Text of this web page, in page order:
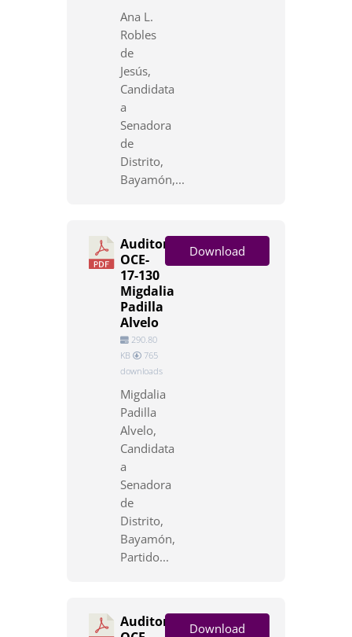
Ana L.
Robles
de
Jesús,
Candidata
a
Senadora
de
Distrito,
Bayamón,...
Auditoría
OCE-
17-130
Migdalia
Padilla
Alvelo
290.80
KB
765
downloads
Migdalia
Padilla
Alvelo,
Candidata
a
Senadora
de
Distrito,
Bayamón,
Partido...
Download
Auditoría
Download